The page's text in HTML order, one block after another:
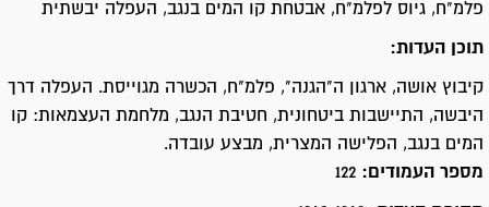
פלמ"ח, גיוס לפלמ"ח, אבטחת קו המים בנגב, העפלה יבשתית
תוכן העדות:
קיבוץ אושה, ארגון ה"הגנה", פלמ"ח, הכשרה מגוייסת. העפלה דרך
היבשה, התיישבות ביטחונית, חטיבת הנגב, מלחמת העצמאות: קו
המים בנגב, הפלישה המצרית, מבצע עובדה.
מספר העמודים: 122